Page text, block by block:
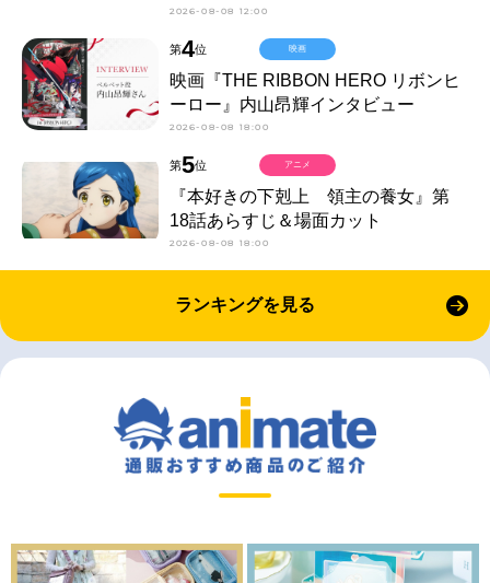
2026-08-08 12:00
第4位
映画『THE RIBBON HERO リボンヒ
ーロー』内山昂輝インタビュー
2026-08-08 18:00
映画
第5位
『本好きの下剋上 領主の養女』第
18話あらすじ＆場面カット
2026-08-08 18:00
アニメ
ランキングを見る